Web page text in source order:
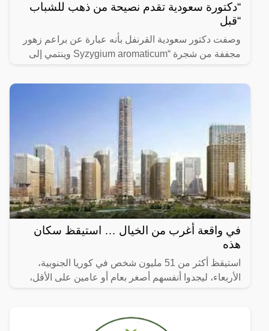
“دكتورة سعودية تقدم نصيحة من ذهب للشباب
“قبل
وصفت دكتور سعودية القرنفل بأنه عبارة عن براعم زهور
مجففة من شجرة “Syzygium aromaticum وينتمي إلى
ينمو في
في واقعة أغرب من الخيال … استيقظ سكان
هذه
استيقظ أكثر من 51 مليون شخص في كوريا الجنوبية،
الأربعاء، ليجدوا أنفسهم أصغر بعام أو عامين على الأقل،